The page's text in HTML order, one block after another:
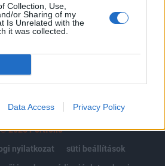
Collection, Use,
or Sharing of my
Is Unrelated with the
it was collected.
Data Access Privacy Policy
VAGY?BEJELENTKEZÉS
© 2026 Portfolio
nyilatkozat
süti beállítások